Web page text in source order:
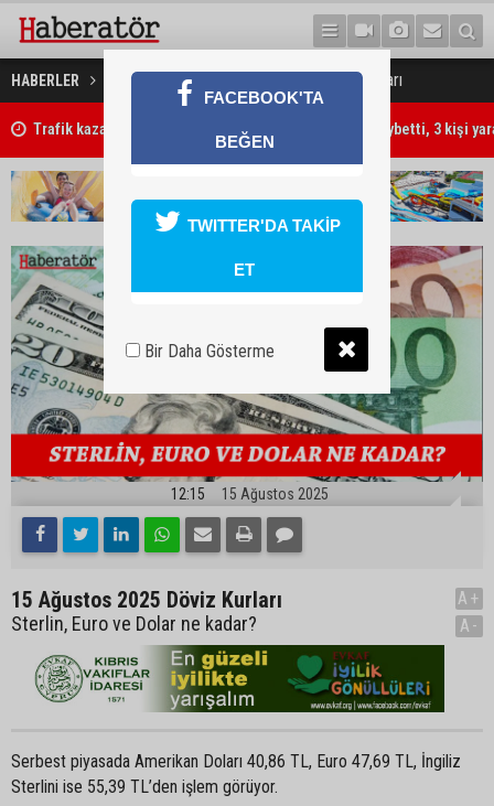
HABERLER EKONOMİ 15 Ağustos 2025 Döviz Kurları
Trafik kazasında 85 yaşındaki Turan Obalı hayatını kaybetti, 3 kişi
12:15 15 Ağustos 2025
15 Ağustos 2025 Döviz Kurları
Sterlin, Euro ve Dolar ne kadar?
A+
A-
Serbest piyasada Amerikan Doları 40,86 TL, Euro 47,69 TL, İngiliz
Sterlini ise 55,39 TL’den işlem görüyor.
FACEBOOK'TA
BEĞEN
TWITTER'DA TAKİP
ET
Bir Daha Gösterme